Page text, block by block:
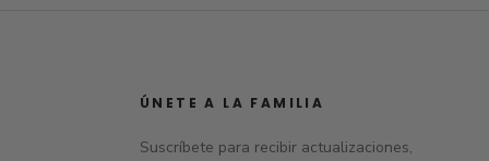
ÚNETE A LA FAMILIA
Suscríbete para recibir actualizaciones,